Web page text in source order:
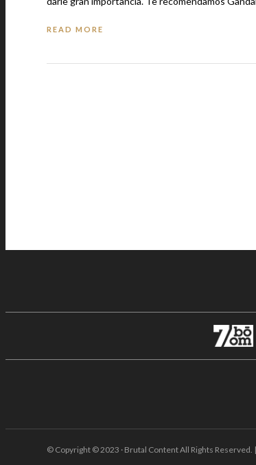
READ MORE
© Copyright © 2023 · Brutal Content All Rights Reserved.